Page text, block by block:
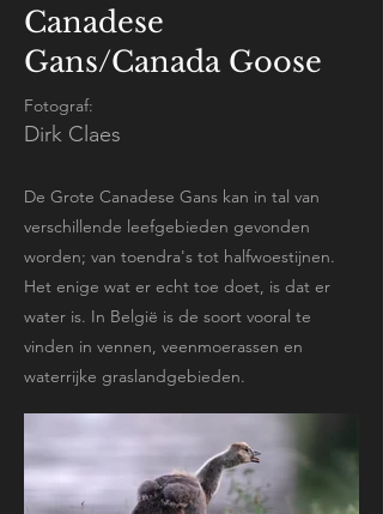
Canadese
Gans/Canada Goose
Fotograf:
Dirk Claes
De Grote Canadese Gans kan in tal van
verschillende leefgebieden gevonden
worden; van toendra's tot halfwoestijnen.
Het enige wat er echt toe doet, is dat er
water is. In België is de soort vooral te
vinden in vennen, veenmoerassen en
waterrijke graslandgebieden.